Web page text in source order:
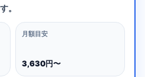
。
月額目安
3,630円〜